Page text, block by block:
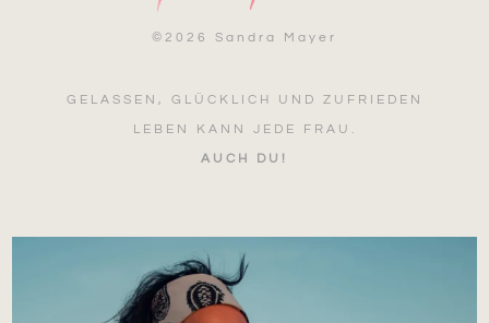
© 2026 Sandra Mayer
GELASSEN, GLÜCKLICH UND ZUFRIEDEN
LEBEN KANN JEDE FRAU.
AUCH DU!